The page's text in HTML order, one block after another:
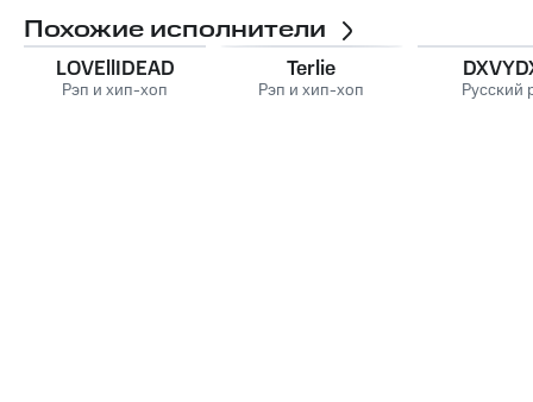
Похожие исполнители
LOVEllIDEAD
Рэп и хип-хоп
Terlie
Рэп и хип-хоп Русский